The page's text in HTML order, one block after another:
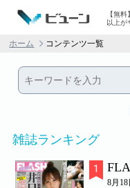
【無
以上が
ホーム コンテンツ一覧
雑誌ランキング
8月